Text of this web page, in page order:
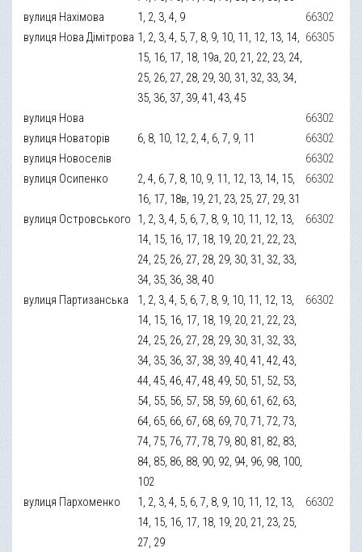
вулиця Нахімова
1, 2, 3, 4, 9
66302
вулиця Нова Дімітрова 1, 2, 3, 4, 5, 7, 8, 9, 10, 11, 12, 13, 14,
15, 16, 17, 18, 19а, 20, 21, 22, 23, 24,
25, 26, 27, 28, 29, 30, 31, 32, 33, 34,
35, 36, 37, 39, 41, 43, 45
66305
вулиця Нова
66302
вулиця Новаторів
6, 8, 10, 12, 2, 4, 6, 7, 9, 11
66302
вулиця Новоселів
66302
вулиця Осипенко
2, 4, 6, 7, 8, 10, 9, 11, 12, 13, 14, 15,
16, 17, 18в, 19, 21, 23, 25, 27, 29, 31
66302
вулиця Островського 1, 2, 3, 4, 5, 6, 7, 8, 9, 10, 11, 12, 13,
14, 15, 16, 17, 18, 19, 20, 21, 22, 23,
24, 25, 26, 27, 28, 29, 30, 31, 32, 33,
34, 35, 36, 38, 40
66302
вулиця Партизанська
1, 2, 3, 4, 5, 6, 7, 8, 9, 10, 11, 12, 13,
14, 15, 16, 17, 18, 19, 20, 21, 22, 23,
24, 25, 26, 27, 28, 29, 30, 31, 32, 33,
34, 35, 36, 37, 38, 39, 40, 41, 42, 43,
44, 45, 46, 47, 48, 49, 50, 51, 52, 53,
54, 55, 56, 57, 58, 59, 60, 61, 62, 63,
64, 65, 66, 67, 68, 69, 70, 71, 72, 73,
74, 75, 76, 77, 78, 79, 80, 81, 82, 83,
84, 85, 86, 88, 90, 92, 94, 96, 98, 100,
102
66302
вулиця Пархоменко
1, 2, 3, 4, 5, 6, 7, 8, 9, 10, 11, 12, 13,
14, 15, 16, 17, 18, 19, 20, 21, 23, 25,
27, 29
66302